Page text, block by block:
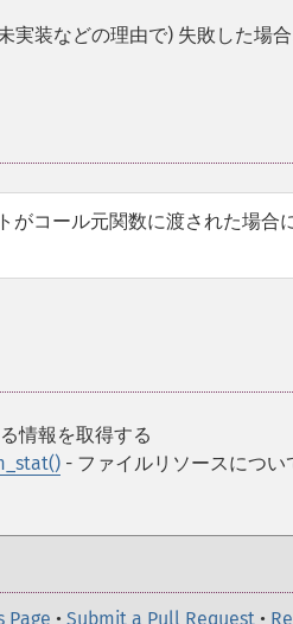
実装などの理由で) 失敗した場合
がコール元関数に渡された場合
情報を取得する
- ファイルリソースについ
Page • Submit a Pull Request •